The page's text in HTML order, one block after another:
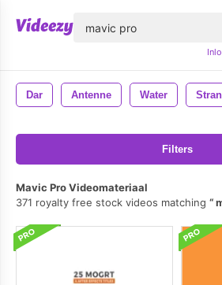
Dar Antenne Water
Filters
Mavic Pro Videomateriaal
371 royalty free stock videos matching